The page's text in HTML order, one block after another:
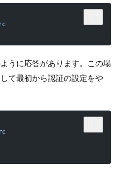
うに応答があります。この場
て最初から認証の設定をや